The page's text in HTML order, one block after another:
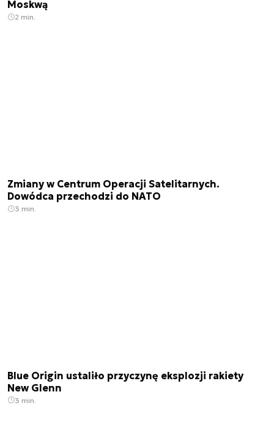
Moskwą
2 min.
Zmiany w Centrum Operacji Satelitarnych.
Dowódca przechodzi do NATO
3 min.
Blue Origin ustaliło przyczynę eksplozji rakiety
New Glenn
3 min.